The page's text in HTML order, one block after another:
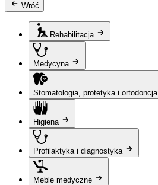
Wróć
Rehabilitacja
Medycyna
Stomatologia, protetyka i ortodoncja
Higiena
Profilaktyka i diagnostyka
Meble medyczne